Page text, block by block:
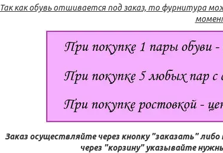
Так как обувь отшивается под заказ, то фурнитура
Заказ осуществляйте через кнопку "заказать"
через "корзину" указывайте